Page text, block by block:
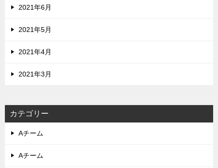
2021年6月
2021年5月
2021年4月
2021年3月
カテゴリー
Aチーム
Aチーム